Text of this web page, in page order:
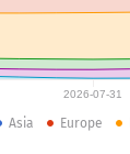
2026-07-31
Asia Europe